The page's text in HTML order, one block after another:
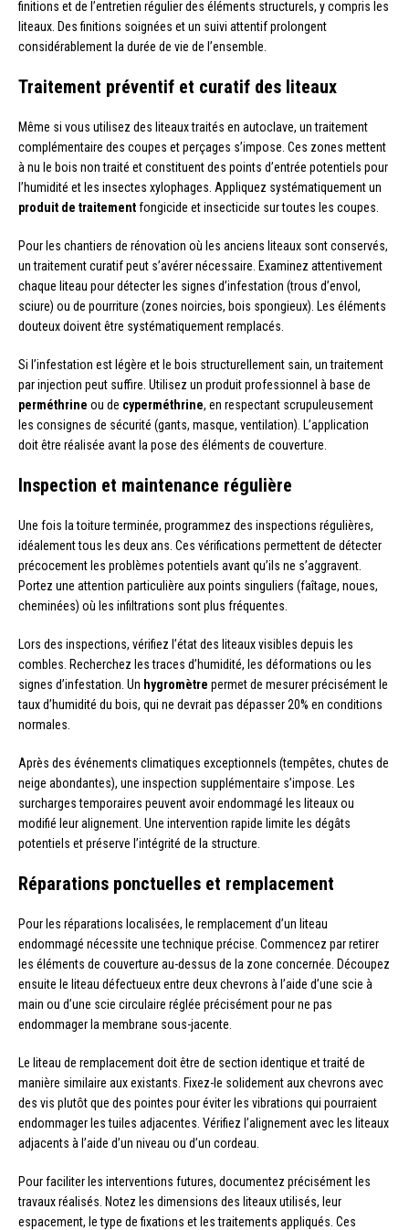
finitions et de l’entretien régulier des éléments structurels, y compris les
liteaux. Des finitions soignées et un suivi attentif prolongent
considérablement la durée de vie de l’ensemble.
Traitement préventif et curatif des liteaux
Même si vous utilisez des liteaux traités en autoclave, un traitement
complémentaire des coupes et perçages s’impose. Ces zones mettent
à nu le bois non traité et constituent des points d’entrée potentiels pour
l’humidité et les insectes xylophages. Appliquez systématiquement un
produit de traitementfongicide et insecticide sur toutes les coupes.
Pour les chantiers de rénovation où les anciens liteaux sont conservés,
un traitement curatif peut s’avérer nécessaire. Examinez attentivement
chaque liteau pour détecter les signes d’infestation (trous d’envol,
sciure) ou de pourriture (zones noircies, bois spongieux). Les éléments
douteux doivent être systématiquement remplacés.
Si l’infestation est légère et le bois structurellement sain, un traitement
par injection peut suffire. Utilisez un produit professionnel à base de
perméthrine ou de cyperméthrine, en respectant scrupuleusement
les consignes de sécurité (gants, masque, ventilation). L’application
doit être réalisée avant la pose des éléments de couverture.
Inspection et maintenance régulière
Une fois la toiture terminée, programmez des inspections régulières,
idéalement tous les deux ans. Ces vérifications permettent de détecter
précocement les problèmes potentiels avant qu’ils ne s’aggravent.
Portez une attention particulière aux points singuliers (faîtage, noues,
cheminées) où les infiltrations sont plus fréquentes.
Lors des inspections, vérifiez l’état des liteaux visibles depuis les
combles. Recherchez les traces d’humidité, les déformations ou les
signes d’infestation. Un hygromètre permet de mesurer précisément le
taux d’humidité du bois, qui ne devrait pas dépasser 20% en conditions
normales.
Après des événements climatiques exceptionnels (tempêtes, chutes de
neige abondantes), une inspection supplémentaire s’impose. Les
surcharges temporaires peuvent avoir endommagé les liteaux ou
modifié leur alignement. Une intervention rapide limite les dégâts
potentiels et préserve l’intégrité de la structure.
Réparations ponctuelles et remplacement
Pour les réparations localisées, le remplacement d’un liteau
endommagé nécessite une technique précise. Commencez par retirer
les éléments de couverture au-dessus de la zone concernée. Découpez
ensuite le liteau défectueux entre deux chevrons à l’aide d’une scie à
main ou d’une scie circulaire réglée précisément pour ne pas
endommager la membrane sous-jacente.
Le liteau de remplacement doit être de section identique et traité de
manière similaire aux existants. Fixez-le solidement aux chevrons avec
des vis plutôt que des pointes pour éviter les vibrations qui pourraient
endommager les tuiles adjacentes. Vérifiez l’alignement avec les liteaux
adjacents à l’aide d’un niveau ou d’un cordeau.
Pour faciliter les interventions futures, documentez précisément les
travaux réalisés. Notez les dimensions des liteaux utilisés, leur
espacement, le type de fixations et les traitements appliqués. Ces